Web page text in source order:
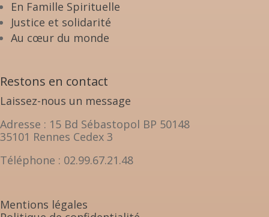
En Famille Spirituelle
Justice et solidarité
Au cœur du monde
Restons en contact
Laissez-nous un message
Adresse : 15 Bd Sébastopol BP 50148
35101 Rennes Cedex 3
Téléphone : 02.99.67.21.48
Mentions légales